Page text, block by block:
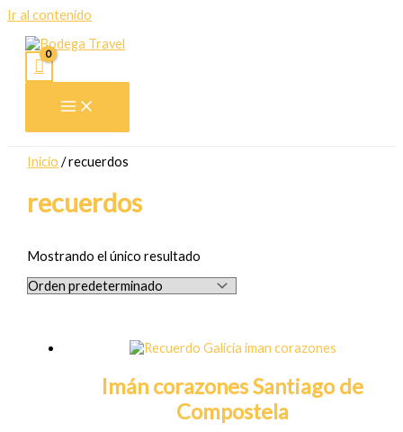
Ir al contenido
Inicio / recuerdos
recuerdos
Mostrando el único resultado
Imán corazones Santiago de
Compostela